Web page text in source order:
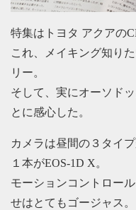
特集はトヨタ アクアの
これ、メイキング知り
リー。
そして、実にオーソド
とに感心した。
カメラは昼間の３タイ
１本がEOS-1D X。
モーションコントロー
せはとてもゴージャス。